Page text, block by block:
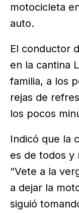
motocicleta
auto.
El conductor
en la cantina
familia, a los
rejas de
los pocos
Indicó que la
es de todos y
“Vete a la
a dejar la
siguió